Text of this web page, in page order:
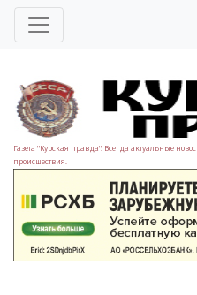
Газета "Курская правда". Всегда актуальные
происшествия.